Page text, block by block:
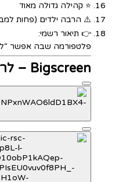
⭐ קהילה גדולה מאוד
⚠️ הרבה ילדים (פחות
👉 תיאור רשמי:
פלטפורמה שבה אפשר
Bigscreen – לראות סרטים עם אנשים